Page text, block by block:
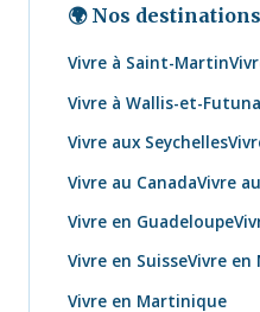
🌍 Nos
Vivre à Saint-Martin
Vivre à Wallis-et-Futuna
Vivre aux Seychelles
Vivre au CanadaVivre
Vivre en Guadeloupe
Vivre en SuisseVivre en
Vivre en Martinique